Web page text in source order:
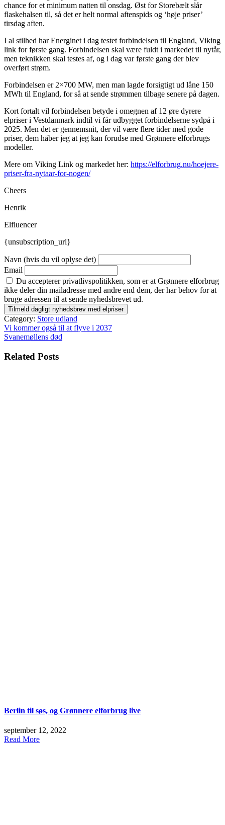
chance for et minimum natten til onsdag. Øst for Storebælt slår
flaskehalsen til, så det er helt normal aftenspids og ‘høje priser’
tirsdag aften.
I al stilhed har Energinet i dag testet forbindelsen til England, Viking
link for første gang. Forbindelsen skal være fuldt i markedet til nytår,
men teknikken skal testes af, og i dag var første gang der blev
overført strøm.
Forbindelsen er 2×700 MW, men man lagde forsigtigt ud låne 150
MWh til England, for så at sende strømmen tilbage senere på dagen.
Kort fortalt vil forbindelsen betyde i omegnen af 12 øre dyrere
elpriser i Vestdanmark indtil vi får udbygget forbindelserne sydpå i
2025. Men det er gennemsnit, der vil være flere tider med gode
priser, dem håber jeg at jeg kan forudse med Grønnere elforbrugs
modeller.
Mere om Viking Link og markedet her: https://elforbrug.nu/hoejere-
priser-fra-nytaar-for-nogen/
Cheers
Henrik
Elfluencer
{unsubscription_url}
Navn (hvis du vil oplyse det)
Email
Du accepterer privatlivspolitikken, som er at Grønnere elforbrug
ikke deler din mailadresse med andre end dem, der har behov for at
bruge adressen til at sende nyhedsbrevet ud.
Category: Store udland
Indlægsnavigation
Vi kommer også til at flyve i 2037
Svanemøllens død
Related Posts
Berlin til søs, og Grønnere elforbrug live
september 12, 2022
Read More